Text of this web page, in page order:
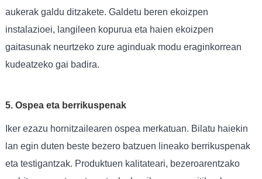
aukerak galdu ditzakete. Galdetu beren ekoizpen
instalazioei, langileen kopurua eta haien ekoizpen
gaitasunak neurtzeko zure aginduak modu eraginkorrean
kudeatzeko gai badira.
5. Ospea eta berrikuspenak
Iker ezazu hornitzailearen ospea merkatuan. Bilatu haiekin
lan egin duten beste bezero batzuen lineako berrikuspenak
eta testigantzak. Produktuen kalitateari, bezeroarentzako